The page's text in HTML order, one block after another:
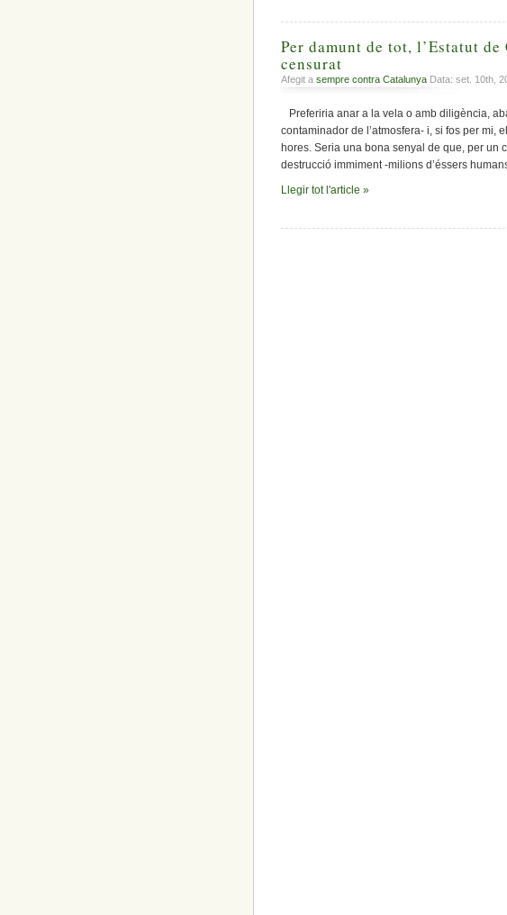
Per damunt de tot, l’Estatut
censurat
Afegit a sempre contra Catalunya Data: set. 10th,
Preferiria anar a la vela o amb diligència,
contaminador de l’atmosfera- i, si fos per mi,
hores. Seria una bona senyal de que, per un
destrucció immiment -milions d’éssers
Llegir tot l'article »